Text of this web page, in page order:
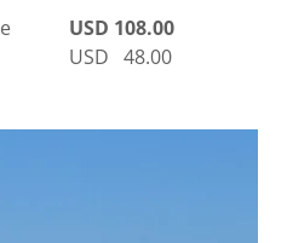
USD 108.00
USD 48.00​